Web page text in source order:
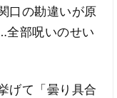
口の勘違いが原
全部呪いのせい
げて「曇り具合